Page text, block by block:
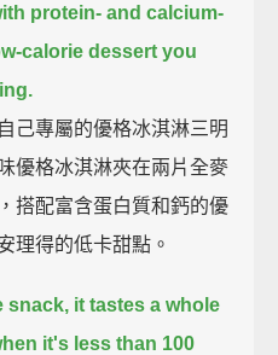
protein- and calcium-
calorie dessert you
己專屬的優格冰淇淋三明
優格冰淇淋夾在兩片全麥
搭配富含蛋白質和鈣的優
理得的低卡甜點。
snack, it tastes a whole
it's less than 100